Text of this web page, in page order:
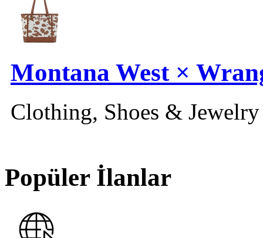
Montana West ×
Clothing, Shoes &
Popüler İlanlar